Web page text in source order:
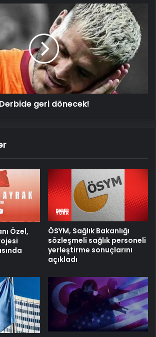
Derbide geri dönecek!
Özel,
ÖSYM, Sağlık Bakanlığı
sözleşmeli sağlık personeli
yerleştirme sonuçlarını
açıkladı